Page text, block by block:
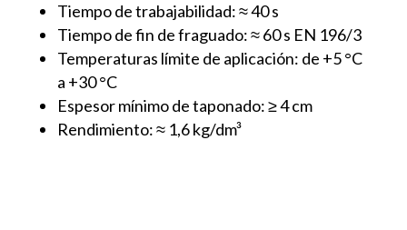
Tiempo de trabajabilidad: ≈ 40 s
Tiempo de fin de fraguado: ≈ 60 s EN 196/3
Temperaturas límite de aplicación: de +5 °C
a +30 °C
Espesor mínimo de taponado: ≥ 4 cm
Rendimiento: ≈ 1,6 kg/dm³